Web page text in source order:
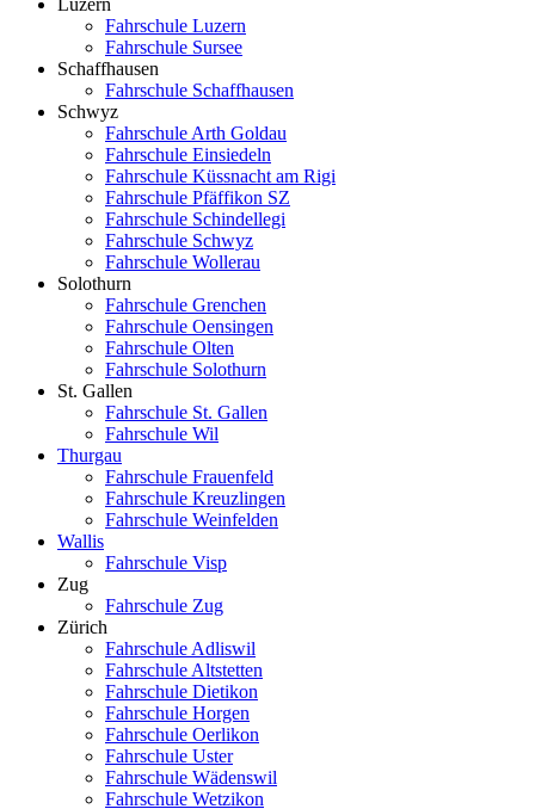
Luzern
Fahrschule Luzern
Fahrschule Sursee
Schaffhausen
Fahrschule Schaffhausen
Schwyz
Fahrschule Arth Goldau
Fahrschule Einsiedeln
Fahrschule Küssnacht am Rigi
Fahrschule Pfäffikon SZ
Fahrschule Schindellegi
Fahrschule Schwyz
Fahrschule Wollerau
Solothurn
Fahrschule Grenchen
Fahrschule Oensingen
Fahrschule Olten
Fahrschule Solothurn
St. Gallen
Fahrschule St. Gallen
Fahrschule Wil
Thurgau
Fahrschule Frauenfeld
Fahrschule Kreuzlingen
Fahrschule Weinfelden
Wallis
Fahrschule Visp
Zug
Fahrschule Zug
Zürich
Fahrschule Adliswil
Fahrschule Altstetten
Fahrschule Dietikon
Fahrschule Horgen
Fahrschule Oerlikon
Fahrschule Uster
Fahrschule Wädenswil
Fahrschule Wetzikon